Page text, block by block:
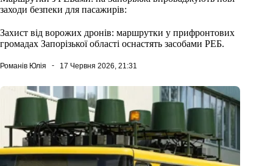
заходи безпеки для пасажирів:
Захист від ворожих дронів: маршрутки у прифронтових
громадах Запорізької області оснастять засобами РЕБ.
Романів Юлія 17 Червня 2026, 21:31